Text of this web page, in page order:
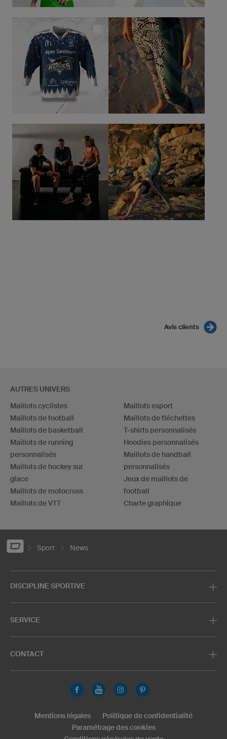
Avis clients
AUTRES UNIVERS
Maillots cyclistes
Maillots de football
Maillots de basketball
Maillots de running
personnalisés
Maillots de hockey sur
glace
Maillots de motocross
Maillots de VTT
Maillots esport
Maillots de fléchettes
T-shirts personnalisés
Hoodies personnalisés
Maillots de handball
personnalisés
Jeux de maillots de
football
Charte graphique
Sport News
DISCIPLINE SPORTIVE
SERVICE
CONTACT
Mentions légales
Politique de confidentialité
Paramétrage des cookies